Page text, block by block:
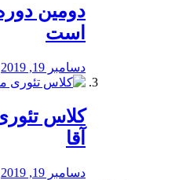
دومین
است
دسامبر 19, 2019
آقا
دسامبر 19, 2019